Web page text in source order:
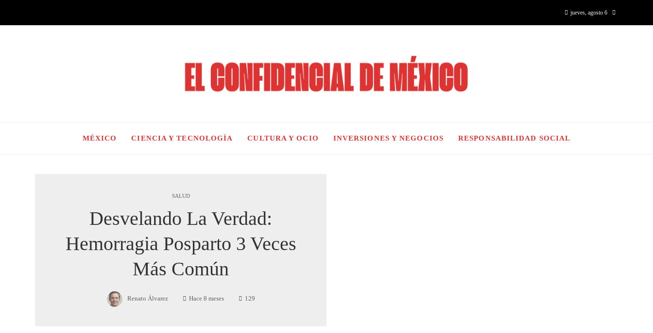
jueves, agosto 6
MÉXICO CIENCIA Y TECNOLOGÍA CULTURA Y OCIO INVERSIONES Y NEGOCIOS RESPONSABILIDAD SOCIAL
SALUD
Desvelando La Verdad:
Hemorragia Posparto 3 Veces
Más Común
Renato Álvarez Hace 8 meses 129